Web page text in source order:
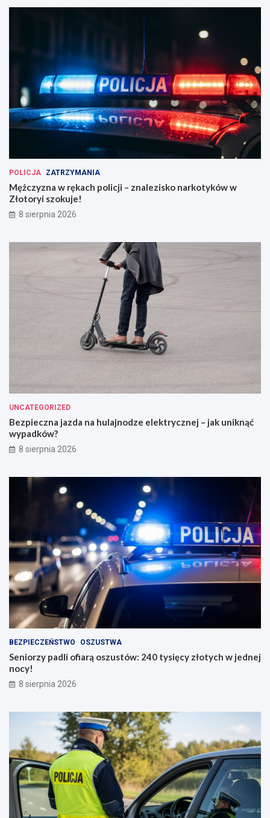
POLICJA ZATRZYMANIA
Mężczyzna w rękach policji – znalezisko narkotyków w
Złotoryi szokuje!
8 sierpnia 2026
UNCATEGORIZED
Bezpieczna jazda na hulajnodze elektrycznej – jak uniknąć
wypadków?
8 sierpnia 2026
BEZPIECZEŃSTWO OSZUSTWA
Seniorzy padli ofiarą oszustów: 240 tysięcy złotych w jednej
nocy!
8 sierpnia 2026